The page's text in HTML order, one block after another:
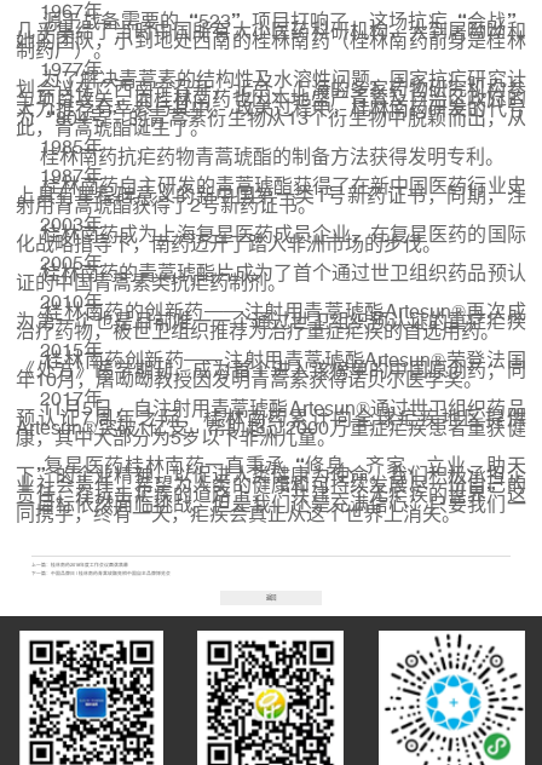
1967年
源于战备需要的“523”项目打响了，这场抗疟“会战”
几乎集结了当时中国所有大小医药科研机构，大到屠呦呦和
她的团队，小到地处西南的桂林南药（桂林南药前身是桂林
制药厂）。
1977年
为了解决青蒿素的结构性及水溶性问题，国家抗疟研究计
划会议在广西南宁召开，北京、上海的多家药物研究机构参
与项目攻关，而桂林南药也因本地盛产青蒿及自治区政府的
大力推荐有幸参与其中。 攻关过程中，桂林南药研发的代号
为“804号”的青蒿素衍生物从13个衍生物中脱颖而出，从
此，青蒿琥酯诞生了。
1985年
桂林南药抗疟药物青蒿琥酯的制备方法获得发明专利。
1987年
桂林南药自主研发的青蒿琥酯获得了在新中国医药行业史
上具有里程碑意义的新中国第一类1号新药证书，同期，注
射用青蒿琥酯获得了2号新药证书。
2003年
桂林南药成为上海复星医药成员企业，在复星医药的国际
化战略指导下，南药迈开了踏入非洲市场的步伐。
2005年
桂林南药的青蒿琥酯片成为了首个通过世卫组织药品预认
证的中国青蒿素类抗疟药制剂。
2010年
桂林南药的创新药——注射用青蒿琥酯Artesun®再次成
为第一个也是目前唯一一个通过世卫组织预认证的重症疟疾
治疗药物，被世卫组织推荐为治疗重症疟疾的首选用药。
2015年
桂林南药创新药——注射用青蒿琥酯Artesun®荣登法国
《处方》医学期刊，成为首个进入该榜单的中国原创药；同
年10月，屠呦呦教授因发明青蒿素获得诺贝尔医学奖。
2017年
11月5日，自注射用青蒿琥酯Artesun®通过世卫组织药品
预认证7周年之际，桂林南药累计向全球疟疾地区提供
Artesun®突破1亿支，帮助超过2000万重症疟疾患者重获健
康，其中大部分为5岁以下非洲儿童。
复星医药桂林南药一直秉承“修身、齐家、立业、助天
下”的企业精神，以促进人类健康为使命。我们积极承担企
业社会责任，希望为人类的健康和可持续发展尽一份自己的
责任。在抗击疟疾的道路上，“共建一个无疟疾的世界”这
一目标依然面临挑战。但是我们还是充满信心：只要我们一
同携手，终有一天，疟疾会真正从这个世界上消失。
上一篇：
桂林南药2018年度工作会议圆满落幕
下一篇：中国品牌日 | 桂林南药青蒿琥酯亮相中国自主品牌博览会
返回